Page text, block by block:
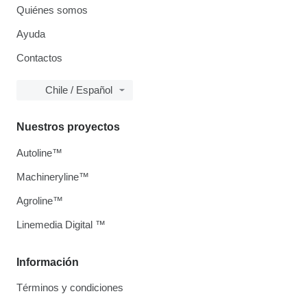
Quiénes somos
Ayuda
Contactos
Chile / Español
Información
Términos y condiciones
Nuestros proyectos
Autoline™
Machineryline™
Agroline™
Linemedia Digital ™